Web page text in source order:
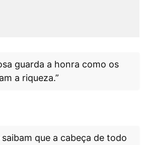
guarda a honra como os
a riqueza.”
saibam que a cabeça de todo